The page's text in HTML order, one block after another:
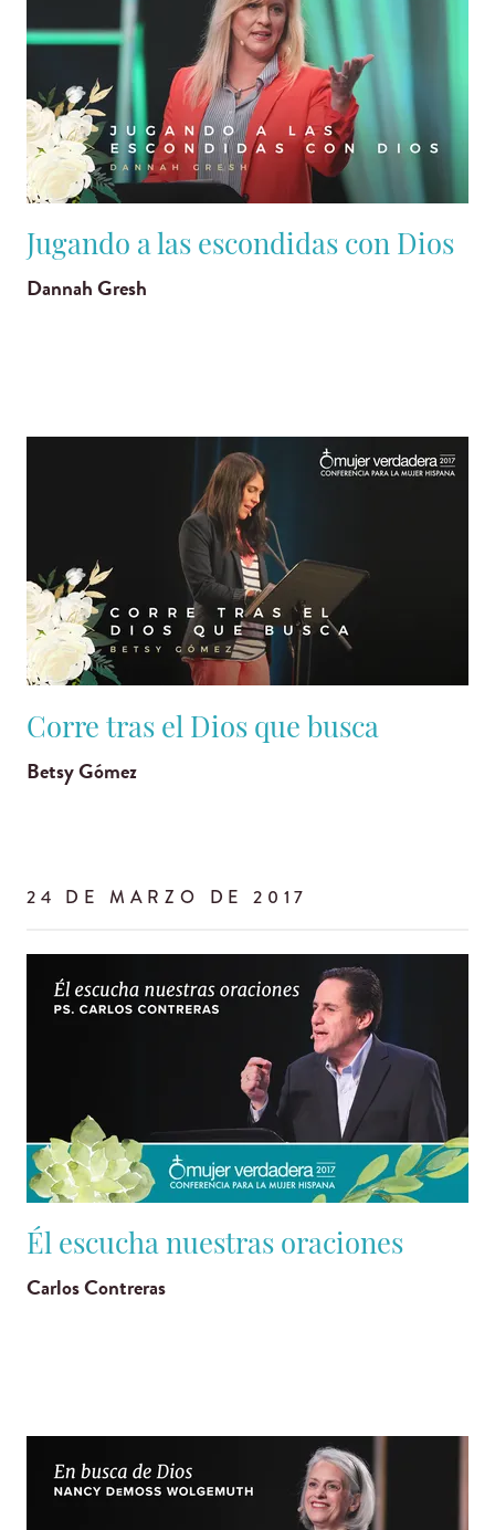
Jugando a las escondidas con Dios
Dannah Gresh
Corre tras el Dios que busca
Betsy Gómez
24 DE MARZO DE 2017
Él escucha nuestras oraciones
Carlos Contreras